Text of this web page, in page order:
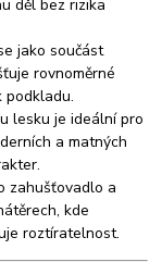
děl bez rizika
jako součást
rovnoměrné
podkladu.
lesku je ideální pro
a matných
zahušťovadlo a
kde
roztíratelnost.